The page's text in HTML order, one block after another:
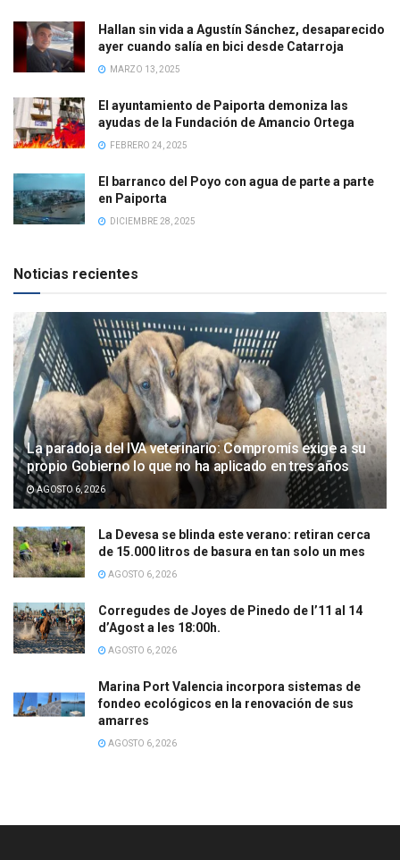
Hallan sin vida a Agustín Sánchez, desaparecido
ayer cuando salía en bici desde Catarroja
MARZO 13, 2025
El ayuntamiento de Paiporta demoniza las
ayudas de la Fundación de Amancio Ortega
FEBRERO 24, 2025
El barranco del Poyo con agua de parte a parte
en Paiporta
DICIEMBRE 28, 2025
Noticias recientes
La paradoja del IVA veterinario: Compromís exige a su
propio Gobierno lo que no ha aplicado en tres años
AGOSTO 6, 2026
La Devesa se blinda este verano: retiran cerca
de 15.000 litros de basura en tan solo un mes
AGOSTO 6, 2026
Corregudes de Joyes de Pinedo de l’11 al 14
d’Agost a les 18:00h.
AGOSTO 6, 2026
Marina Port Valencia incorpora sistemas de
fondeo ecológicos en la renovación de sus
amarres
AGOSTO 6, 2026